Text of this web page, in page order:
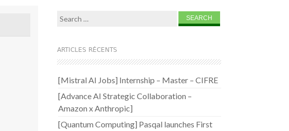
Search for:
ARTICLES RÉCENTS
[Mistral AI Jobs] Internship – Master – CIFRE
[Advance AI Strategic Collaboration –
Amazon x Anthropic]
[Quantum Computing] Pasqal launches First